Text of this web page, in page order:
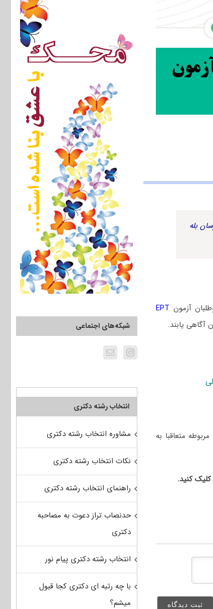
بله
آزمون EPT
آگاهی یابند.
متعاقبا به
کلیک کنید.
شبکه‌های اجتماعی
انتخاب رشته دکتری
مشاوره انتخاب رشته دکتری
نکات انتخاب رشته دکتری
راهنمای انتخاب رشته دکتری
حدنصاب تراز دعوت به مصاحبه
دکتری
انتخاب رشته دکتری پیام نور
با چه رتبه ای دکتری کجا قبول
میشم؟